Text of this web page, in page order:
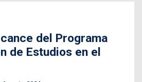
del Programa
de Estudios en el